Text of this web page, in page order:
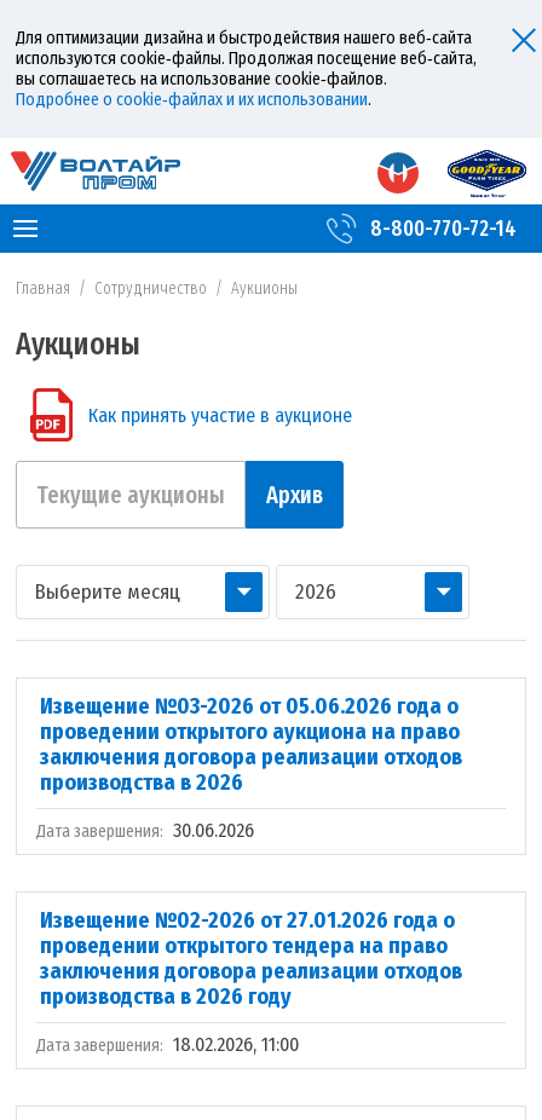
Для оптимизации дизайна и быстродействия нашего веб‑сайта
используются cookie‑файлы. Продолжая посещение веб‑сайта,
вы соглашаетесь на использование cookie‑файлов.
Подробнее о cookie‑файлах и их использовании.
8-800-770-72-14
Главная / Сотрудничество / Аукционы
Аукционы
Как принять участие в аукционе
Текущие аукционы Архив
Выберите месяц 2026
Извещение №03-2026 от 05.06.2026 года о
проведении открытого аукциона на право
заключения договора реализации отходов
производства в 2026
Дата завершения: 30.06.2026
Извещение №02-2026 от 27.01.2026 года о
проведении открытого тендера на право
заключения договора реализации отходов
производства в 2026 году
Дата завершения: 18.02.2026, 11:00